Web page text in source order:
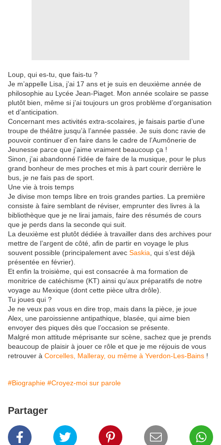
Loup, qui es-tu, que fais-tu ?
Je m’appelle Lisa, j’ai 17 ans et je suis en deuxième année de
philosophie au Lycée Jean-Piaget. Mon année scolaire se passe
plutôt bien, même si j’ai toujours un gros problème d’organisation
et d’anticipation.
Concernant mes activités extra-scolaires, je faisais partie d’une
troupe de théâtre jusqu’à l’année passée. Je suis donc ravie de
pouvoir continuer d’en faire dans le cadre de l’Aumônerie de
Jeunesse parce que j’aime vraiment beaucoup ça !
Sinon, j’ai abandonné l’idée de faire de la musique, pour le plus
grand bonheur de mes proches et mis à part courir derrière le
bus, je ne fais pas de sport.
Une vie à trois temps
Je divise mon temps libre en trois grandes parties. La première
consiste à faire semblant de réviser, emprunter des livres à la
bibliothèque que je ne lirai jamais, faire des résumés de cours
que je perds dans la seconde qui suit.
La deuxième est plutôt dédiée à travailler dans des archives pour
mettre de l’argent de côté, afin de partir en voyage le plus
souvent possible (principalement avec Saskia , qui s’est déjà
présentée en février).
Et enfin la troisième, qui est consacrée à ma formation de
monitrice de catéchisme (KT) ainsi qu’aux préparatifs de notre
voyage au Mexique (dont cette pièce ultra drôle).
Tu joues qui ?
Je ne veux pas vous en dire trop, mais dans la pièce, je joue
Alex, une paroissienne antipathique, blasée, qui aime bien
envoyer des piques dès que l’occasion se présente.
Malgré mon attitude méprisante sur scène, sachez que je prends
beaucoup de plaisir à jouer ce rôle et que je me réjouis de vous
retrouver à Corcelles, Malleray, ou même à Yverdon-Les-Bains !
#Biographie #Croyez-moi sur parole
Partager